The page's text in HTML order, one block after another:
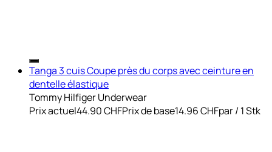
Tanga 3 cuis Coupe près du corps avec ceinture en
dentelle élastique
Tommy Hilfiger Underwear
Prix actuel44.90 CHFPrix de base14.96 CHFpar/ 1 Stk